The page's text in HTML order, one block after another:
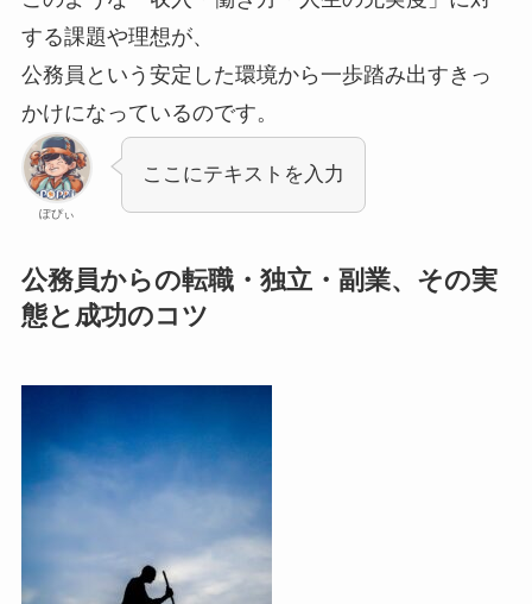
する課題や理想が、
公務員という安定した環境から一歩踏み出すきっ
かけになっているのです。
ぽぴぃ
ここにテキストを入力
公務員からの転職・独立・副業、その実
態と成功のコツ